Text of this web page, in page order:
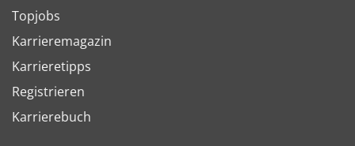
Topjobs
Karrieremagazin
Karrieretipps
Registrieren
Karrierebuch